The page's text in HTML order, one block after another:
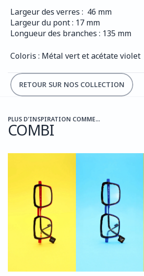
Largeur des verres :  46 mm
Largeur du pont : 17 mm
Longueur des branches : 135 mm
Coloris : Métal vert et acétate violet
RETOUR SUR NOS COLLECTION
PLUS D'INSPIRATION COMME...
COMBI